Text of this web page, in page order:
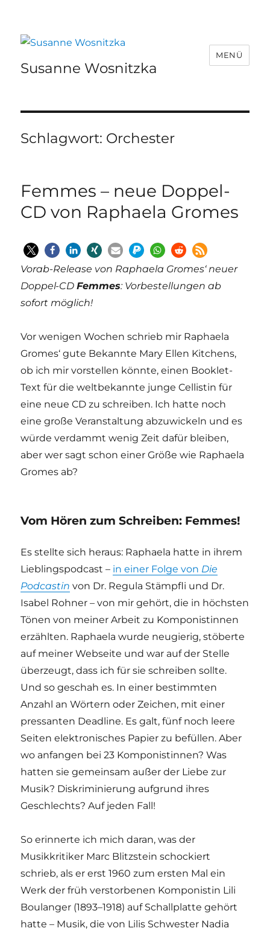
Susanne Wosnitzka
MENÜ
Schlagwort: Orchester
Femmes – neue Doppel-
CD von Raphaela Gromes
Vorab-Release von Raphaela Gromes‘ neuer
Doppel-CDFemmes: Vorbestellungen ab
sofort möglich!
Vor wenigen Wochen schrieb mir Raphaela
Gromes‘ gute Bekannte Mary Ellen Kitchens,
ob ich mir vorstellen könnte, einen Booklet-
Text für die weltbekannte junge Cellistin für
eine neue CD zu schreiben. Ich hatte noch
eine große Veranstaltung abzuwickeln und es
würde verdammt wenig Zeit dafür bleiben,
aber wer sagt schon einer Größe wie Raphaela
Gromes ab?
Vom Hören zum Schreiben: Femmes!
Es stellte sich heraus: Raphaela hatte in ihrem
Lieblingspodcast – in einer Folge von Die
Podcastin von Dr. Regula Stämpfli und Dr.
Isabel Rohner – von mir gehört, die in höchsten
Tönen von meiner Arbeit zu Komponistinnen
erzählten. Raphaela wurde neugierig, stöberte
auf meiner Webseite und war auf der Stelle
überzeugt, dass ich für sie schreiben sollte.
Und so geschah es. In einer bestimmten
Anzahl an Wörtern oder Zeichen, mit einer
pressanten Deadline. Es galt, fünf noch leere
Seiten elektronisches Papier zu befüllen. Aber
wo anfangen bei 23 Komponistinnen? Was
hatten sie gemeinsam außer der Liebe zur
Musik? Diskriminierung aufgrund ihres
Geschlechts? Auf jeden Fall!
So erinnerte ich mich daran, was der
Musikkritiker Marc Blitzstein schockiert
schrieb, als er erst 1960 zum ersten Mal ein
Werk der früh verstorbenen Komponistin Lili
Boulanger (1893–1918) auf Schallplatte gehört
hatte – Musik, die von Lilis Schwester Nadia